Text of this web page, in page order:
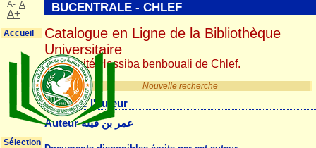
Nouvelle recherche
Détail de l'auteur
Auteur عمر بن قينه
BUCENTRALE - CHLEF
Catalogue en Ligne de la Bibliothèque
Universitaire
Université Hassiba benbouali de Chlef.
A- A
A+
Accueil
Sélection